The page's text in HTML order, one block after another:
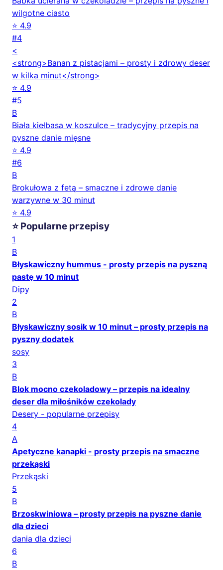
wilgotne ciasto
⭐ 4.9
#4
<
<strong>Banan z pistacjami – prosty i zdrowy deser
w kilka minut</strong>
⭐ 4.9
#5
B
Biała kiełbasa w koszulce – tradycyjny przepis na
pyszne danie mięsne
⭐ 4.9
#6
B
Brokułowa z fetą – smaczne i zdrowe danie
warzywne w 30 minut
⭐ 4.9
⭐ Popularne przepisy
1
B
Błyskawiczny hummus - prosty przepis na pyszną
pastę w 10 minut
Dipy
2
B
Błyskawiczny sosik w 10 minut – prosty przepis na
pyszny dodatek
sosy
3
B
Blok mocno czekoladowy – przepis na idealny
deser dla miłośników czekolady
Desery - popularne przepisy
4
A
Apetyczne kanapki - prosty przepis na smaczne
przekąski
Przekąski
5
B
Brzoskwiniowa – prosty przepis na pyszne danie
dla dzieci
dania dla dzieci
6
B